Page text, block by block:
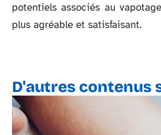
potentiels associés au
plus agréable et satisfaisant.
D'autres contenus